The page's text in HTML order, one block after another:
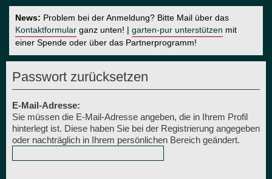
News: Problem bei der Anmeldung? Bitte Mail über das
Kontaktformular ganz unten! | garten-pur unterstützen mit
einer Spende oder über das Partnerprogramm!
Passwort zurücksetzen
E-Mail-Adresse:
Sie müssen die E-Mail-Adresse angeben, die in Ihrem Profil
hinterlegt ist. Diese haben Sie bei der Registrierung angegeben
oder nachträglich in Ihrem persönlichen Bereich geändert.